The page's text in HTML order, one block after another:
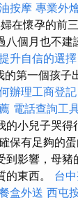
按摩 專業外
在懷孕的前
個月也不建
升自信的選
的第一個孩子
辦理工商登記
電話查詢工
的小兒子哭得
保有足夠的
到影響，母豬
的東西。 台
盒外送 西屯